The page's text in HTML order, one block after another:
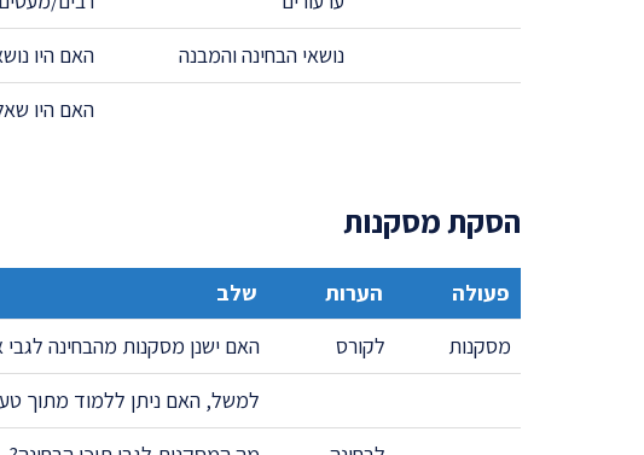
נושאי הבחינה והמבנה
האם היו
האם היו
הסקת מסקנות
פעולה הערות
שלב
מסקנות
לקורס
האם ישנן מסקנות מהבחינה
למשל, האם ניתן ללמוד מתוך